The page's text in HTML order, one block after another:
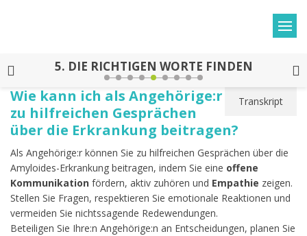
5. DIE RICHTIGEN WORTE FINDEN
Transkript
Wie kann ich als Angehörige:r
zu hilfreichen Gesprächen
über die Erkrankung beitragen?
Als Angehörige:r können Sie zu hilfreichen Gesprächen über die
Amyloides-Erkrankung beitragen, indem Sie eine offene
Kommunikation fördern, aktiv zuhören und Empathie zeigen.
Stellen Sie Fragen, respektieren Sie emotionale Reaktionen und
vermeiden Sie nichtssagende Redewendungen.
Beteiligen Sie Ihre:n Angehörige:n an Entscheidungen, planen Sie